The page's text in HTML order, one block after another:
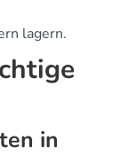
lagern.
in